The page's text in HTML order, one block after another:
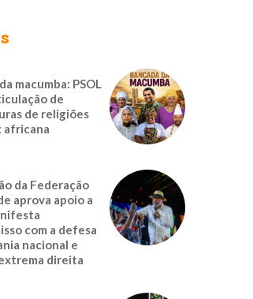
macumba: PSOL
de
de religiões
africana
da Federação
aprova apoio a
com a defesa
nacional e
direita